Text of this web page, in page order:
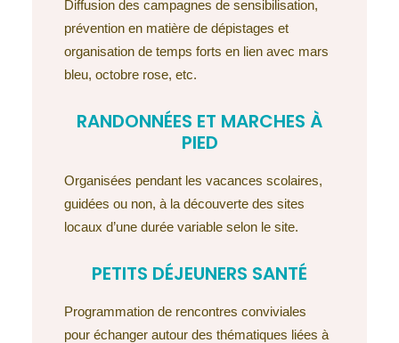
Diffusion des campagnes de sensibilisation,
prévention en matière de dépistages et
organisation de temps forts en lien avec mars
bleu, octobre rose, etc.
RANDONNÉES ET MARCHES À
PIED
Organisées pendant les vacances scolaires,
guidées ou non, à la découverte des sites
locaux d’une durée variable selon le site.
PETITS DÉJEUNERS SANTÉ
Programmation de rencontres conviviales
pour échanger autour des thématiques liées à